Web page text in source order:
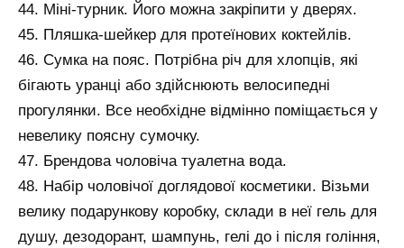
44. Міні-турник. Його можна закріпити у дверях.
45. Пляшка-шейкер для протеїнових коктейлів.
46. Сумка на пояс. Потрібна річ для хлопців, які
бігають уранці або здійснюють велосипедні
прогулянки. Все необхідне відмінно поміщається у
невелику поясну сумочку.
47. Брендова чоловіча туалетна вода.
48. Набір чоловічої доглядової косметики. Візьми
велику подарункову коробку, склади в неї гель для
душу, дезодорант, шампунь, гелі до і після гоління,